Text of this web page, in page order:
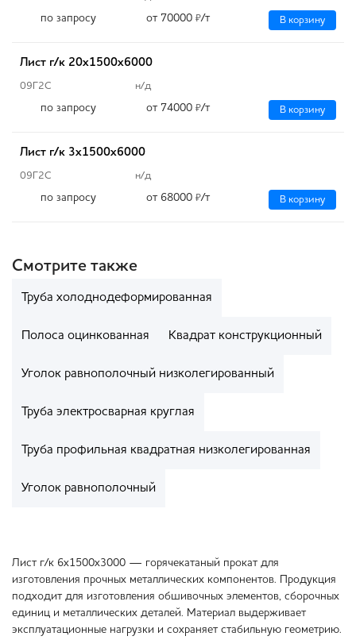
по запросу от 70000 ₽/т В корзину
Лист г/к 20х1500х6000
09Г2С н/д
по запросу от 74000 ₽/т В корзину
Лист г/к 3х1500х6000
09Г2С н/д
по запросу от 68000 ₽/т В корзину
Смотрите также
Труба холоднодеформированная
Полоса оцинкованная Квадрат конструкционный
Уголок равнополочный низколегированный
Труба электросварная круглая
Труба профильная квадратная низколегированная
Уголок равнополочный
Лист г/к 6х1500х3000 — горячекатаный прокат для
изготовления прочных металлических компонентов. Продукция
подходит для изготовления обшивочных элементов, сборочных
единиц и металлических деталей. Материал выдерживает
эксплуатационные нагрузки и сохраняет стабильную геометрию.